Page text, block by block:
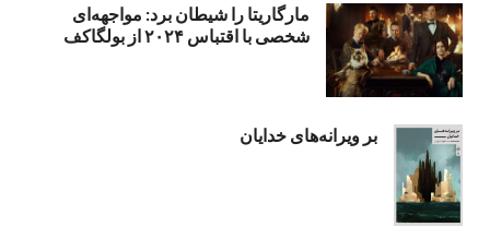
مارگاریتا را شیطان برد: مواجهه‌ای
شخصی با اقتباس ۲۰۲۴ از بولگاکف
بر ویرانه‌های خدایان